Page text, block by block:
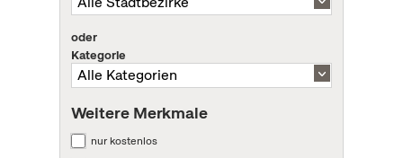
oder
Kategorie
Weitere Merkmale
nur kostenlos